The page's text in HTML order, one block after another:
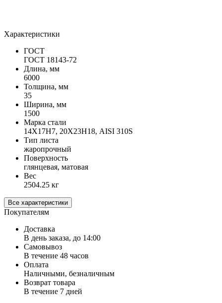
Характеристики
ГОСТ
ГОСТ 18143-72
Длина, мм
6000
Толщина, мм
35
Ширина, мм
1500
Марка стали
14Х17Н7, 20Х23Н18, AISI 310S
Тип листа
жаропрочный
Поверхность
глянцевая, матовая
Вес
2504.25 кг
Все характеристики
Покупателям
Доставка
В день заказа, до 14:00
Самовывоз
В течение 48 часов
Оплата
Наличными, безналичным
Возврат товара
В течение 7 дней